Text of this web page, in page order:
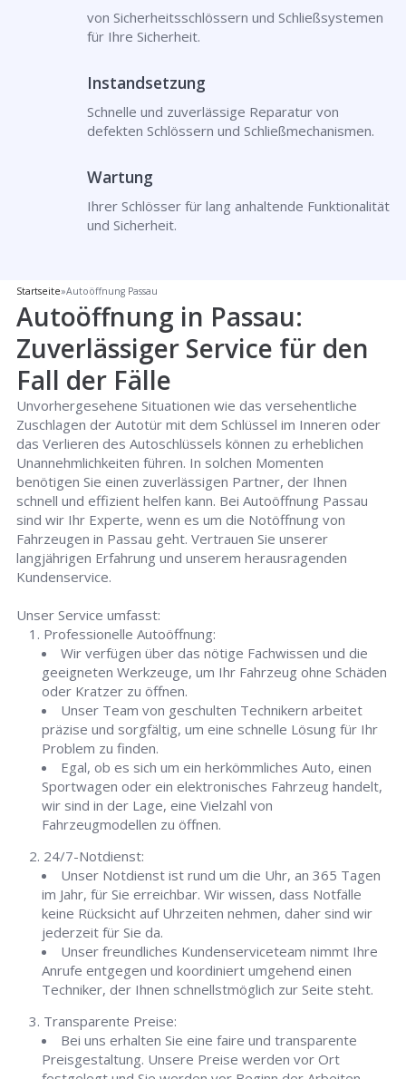
von Sicherheitsschlössern und Schließsystemen
für Ihre Sicherheit.
Instandsetzung
Schnelle und zuverlässige Reparatur von
defekten Schlössern und Schließmechanismen.
Wartung
Ihrer Schlösser für lang anhaltende Funktionalität
und Sicherheit.
Startseite»Autoöffnung Passau
Autoöffnung in Passau:
Zuverlässiger Service für den
Fall der Fälle
Unvorhergesehene Situationen wie das versehentliche
Zuschlagen der Autotür mit dem Schlüssel im Inneren oder
das Verlieren des Autoschlüssels können zu erheblichen
Unannehmlichkeiten führen. In solchen Momenten
benötigen Sie einen zuverlässigen Partner, der Ihnen
schnell und effizient helfen kann. Bei Autoöffnung Passau
sind wir Ihr Experte, wenn es um die Notöffnung von
Fahrzeugen in Passau geht. Vertrauen Sie unserer
langjährigen Erfahrung und unserem herausragenden
Kundenservice.
Unser Service umfasst:
Professionelle Autoöffnung:
Wir verfügen über das nötige Fachwissen und die
geeigneten Werkzeuge, um Ihr Fahrzeug ohne Schäden
oder Kratzer zu öffnen.
Unser Team von geschulten Technikern arbeitet
präzise und sorgfältig, um eine schnelle Lösung für Ihr
Problem zu finden.
Egal, ob es sich um ein herkömmliches Auto, einen
Sportwagen oder ein elektronisches Fahrzeug handelt,
wir sind in der Lage, eine Vielzahl von
Fahrzeugmodellen zu öffnen.
24/7-Notdienst:
Unser Notdienst ist rund um die Uhr, an 365 Tagen
im Jahr, für Sie erreichbar. Wir wissen, dass Notfälle
keine Rücksicht auf Uhrzeiten nehmen, daher sind wir
jederzeit für Sie da.
Unser freundliches Kundenserviceteam nimmt Ihre
Anrufe entgegen und koordiniert umgehend einen
Techniker, der Ihnen schnellstmöglich zur Seite steht.
Transparente Preise:
Bei uns erhalten Sie eine faire und transparente
Preisgestaltung. Unsere Preise werden vor Ort